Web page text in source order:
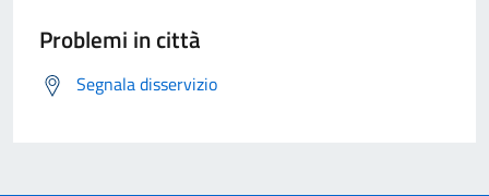
Problemi in città
Segnala disservizio